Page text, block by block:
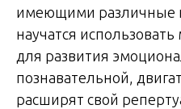
имеющими различные
научатся
для развития
познавательной,
расширят свой